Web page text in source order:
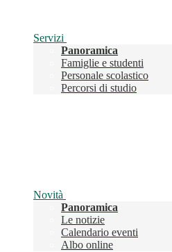
Servizi
Panoramica
Famiglie e studenti
Personale scolastico
Percorsi di studio
Novità
Panoramica
Le notizie
Calendario eventi
Albo online